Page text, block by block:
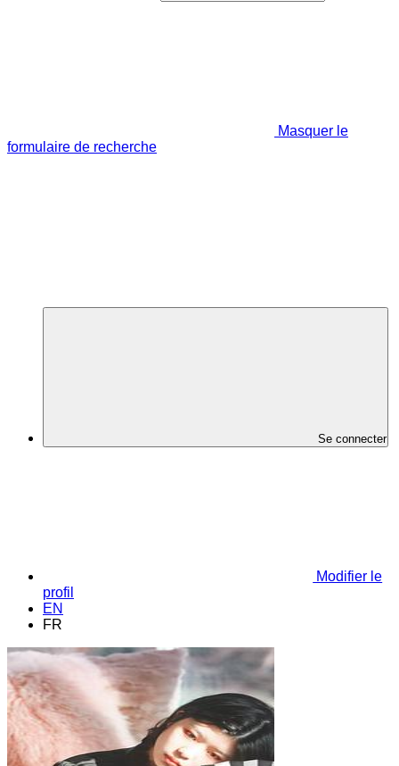
Masquer le
formulaire de recherche
Se connecter
Modifier le
profil
EN
FR